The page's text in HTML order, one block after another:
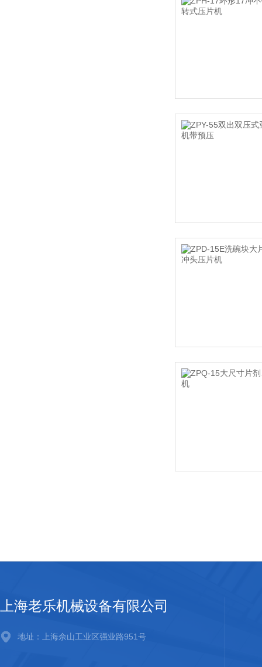
上海老乐机械设备有限公司
地址：上海佘山工业区强业路951号